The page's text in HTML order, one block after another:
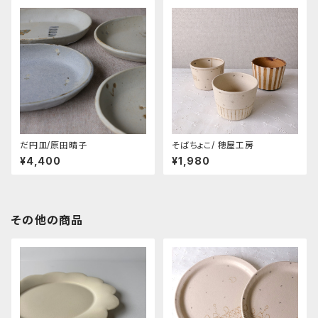
だ円皿/原田晴子
¥4,400
そばちょこ/ 穂屋工房
¥1,980
その他の商品